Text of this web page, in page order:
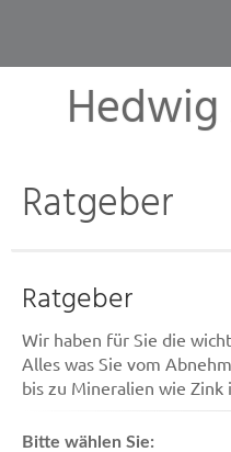
Ratgeber
Ratgeber
Wir haben für Sie die
Alles was Sie vom
bis zu Mineralien wie
Bitte wählen Sie: